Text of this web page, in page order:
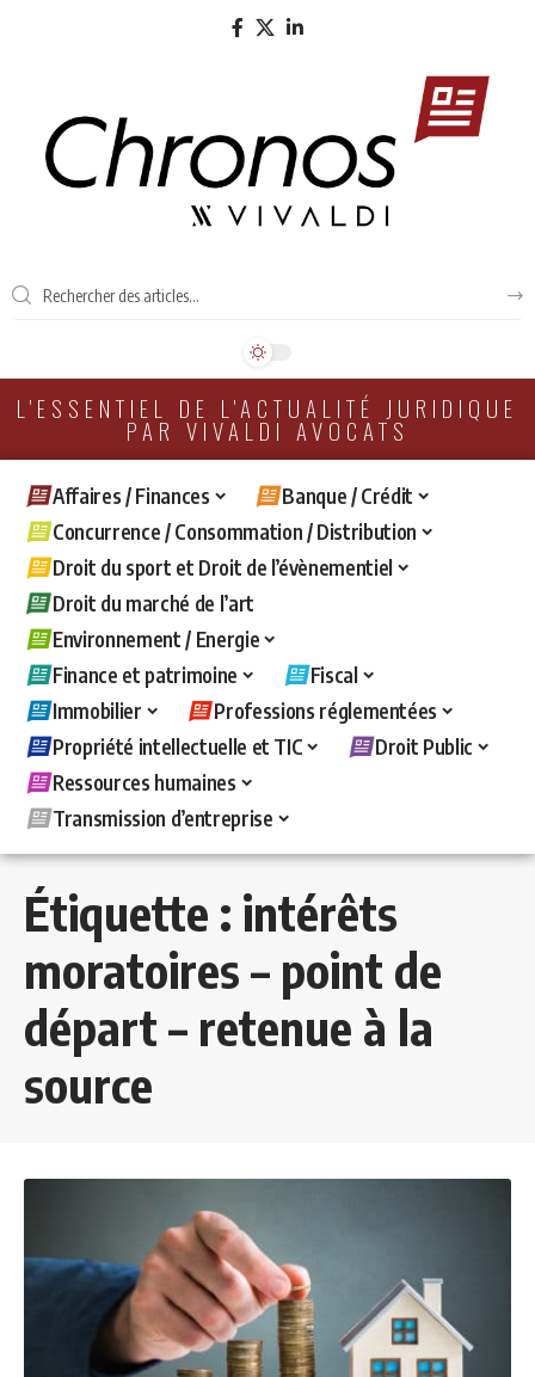
L'ESSENTIEL DE L'ACTUALITÉ JURIDIQUE
PAR VIVALDI AVOCATS
Affaires / Finances
Banque / Crédit
Concurrence / Consommation / Distribution
Droit du sport et Droit de l’évènementiel
Droit du marché de l’art
Environnement / Energie
Finance et patrimoine
Fiscal
Immobilier
Professions réglementées
Propriété intellectuelle et TIC
Droit Public
Ressources humaines
Transmission d’entreprise
Étiquette : intérêts
moratoires – point de
départ – retenue à la
source